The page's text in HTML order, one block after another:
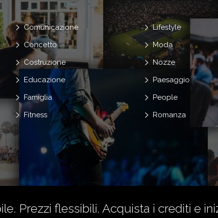
Comunicazione
Concetto
Costruzione
Educazione
Famiglia
Fitness
Lifestyle
Moda
Nozze
Paesaggio
People
Romanza
Prezzi flessibili. Acquista i crediti e